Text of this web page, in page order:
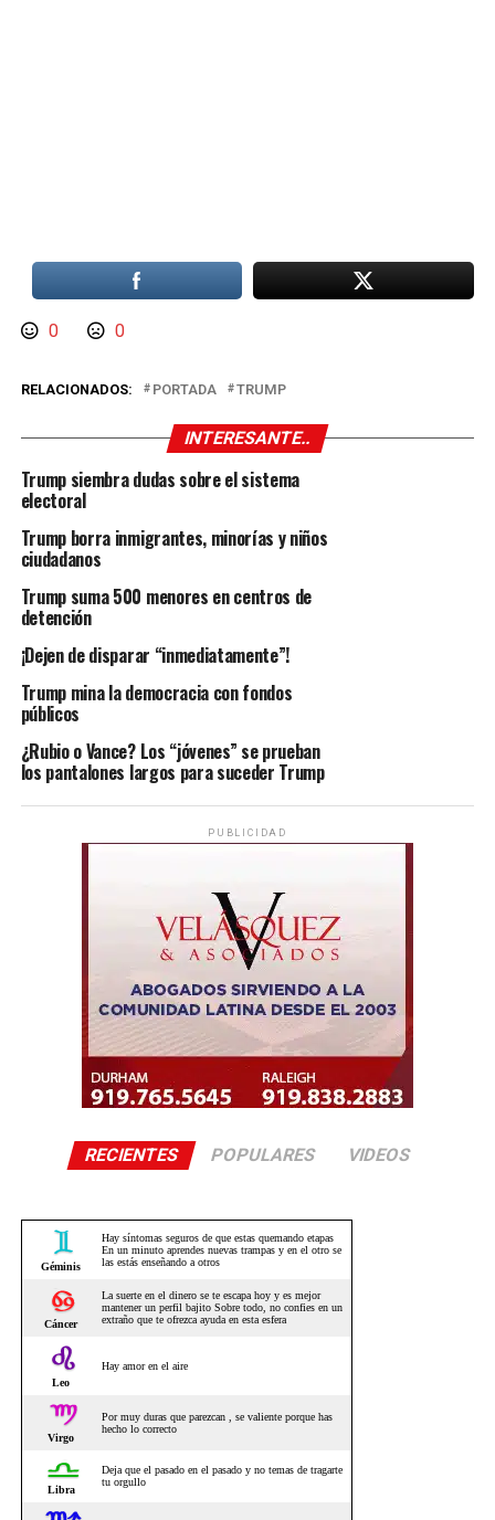
0 0
RELACIONADOS: PORTADA TRUMP
INTERESANTE..
Trump siembra dudas sobre el sistema
electoral
Trump borra inmigrantes, minorías y niños
ciudadanos
Trump suma 500 menores en centros de
detención
¡Dejen de disparar “inmediatamente”!
Trump mina la democracia con fondos
públicos
¿Rubio o Vance? Los “jóvenes” se prueban
los pantalones largos para suceder Trump
PUBLICIDAD
RECIENTES POPULARES VIDEOS